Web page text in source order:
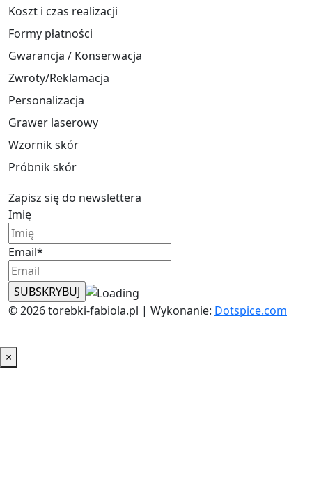
Koszt i czas realizacji
Formy płatności
Gwarancja / Konserwacja
Zwroty/Reklamacja
Personalizacja
Grawer laserowy
Wzornik skór
Próbnik skór
Zapisz się do newslettera
Imię
Email*
© 2026 torebki-fabiola.pl | Wykonanie: Dotspice.com
×